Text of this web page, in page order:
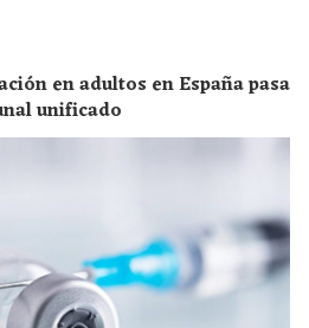
en adultos en España pasa
unificado